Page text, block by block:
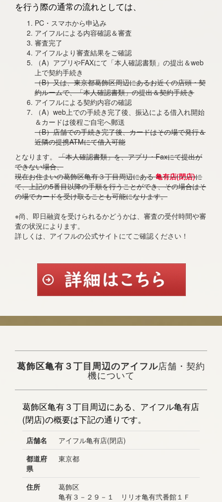
を行う際の通常の流れとしては、
PC・スマホから申込み
アイフルによる内容確認＆審査
審査完了
アイフルより審査結果をご確認
（A）アプリやFAXにて「本人確認書類」の提出＆web
上で契約手続き
（B）又は、東京都葛飾区周辺にあるお近くの店頭・契
約ルームで、「本人確認書類」の提出＆契約手続き
アイフルによる契約内容の確認
（A）web上での手続き完了後、振込による借入れ開始
＆カードは後程ご自宅へ郵送
（B）店舗での手続き完了後、カードはその場で発行＆
近隣の提携ATMにて借入可能
となります。 「本人確認書類」を、アプリ・Faxにて提出が
できない場合、
現在お住まいの葛飾区亀有３丁目周辺にある亀有店(閉店)に
て、上記の5番目以降の手順を行うことができ、その場合はそ
の場でカードを受け取ることも可能になります。
※尚、即日融資を受けられるかどうかは、審査の受付時間や審
査の状況によります。
詳しくは、アイフルの公式サイトにてご確認ください！
葛飾区亀有３丁目周辺のアイフル店舗・契約
機について
葛飾区亀有３丁目周辺にある、アイフル亀有店
(閉店)の概要は下記の通りです。
店舗名
アイフル亀有店(閉店)
都道府
県
東京都
住所
葛飾区
亀有３－２９－１ リリオ亀有弐番館１Ｆ